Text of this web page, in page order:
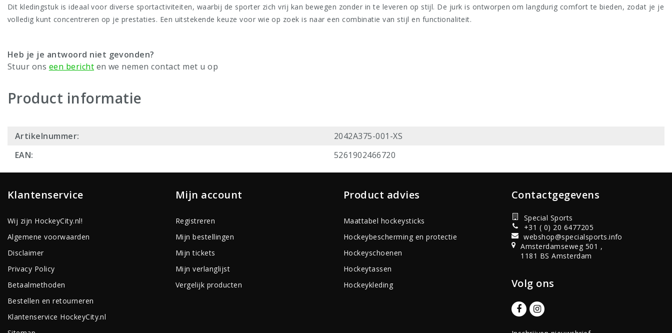
Dit kledingstuk is ideaal voor diverse sportactiviteiten, waarbij de sporter zich vrij kan bewegen zonder in te leveren op stijl. De jurk is ontworpen om langdurig comfort te bieden, zodat je je
volledig kunt concentreren op je prestaties. Een uitstekende keuze voor wie op zoek is naar een combinatie van stijl en functionaliteit.
Heb je je antwoord niet gevonden?
Stuur ons een bericht en we nemen contact met u op
Product informatie
Artikelnummer:
2042A375-001-XS
EAN:
5261902466720
Klantenservice
Wij zijn HockeyCity.nl!
Algemene voorwaarden
Disclaimer
Privacy Policy
Betaalmethoden
Bestellen en retourneren
Klantenservice HockeyCity.nl
Mijn account
Registreren
Mijn bestellingen
Mijn tickets
Mijn verlanglijst
Vergelijk producten
Product advies
Maattabel hockeysticks
Hockeybescherming en protectie
Hockeyschoenen
Hockeytassen
Hockeykleding
Contactgegevens
Special Sports
+31 ( 0) 20 6477205
webshop@specialsports.info
Amsterdamseweg 501 ,
1181 BS Amsterdam
Volg ons